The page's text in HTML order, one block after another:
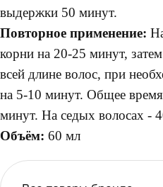
выдержки 50 минут.
Повторное применение:
корни на 20-25 минут,
всей длине волос, при
на 5-10 минут. Общее
минут. На седых волосах -
Объём: 60 мл